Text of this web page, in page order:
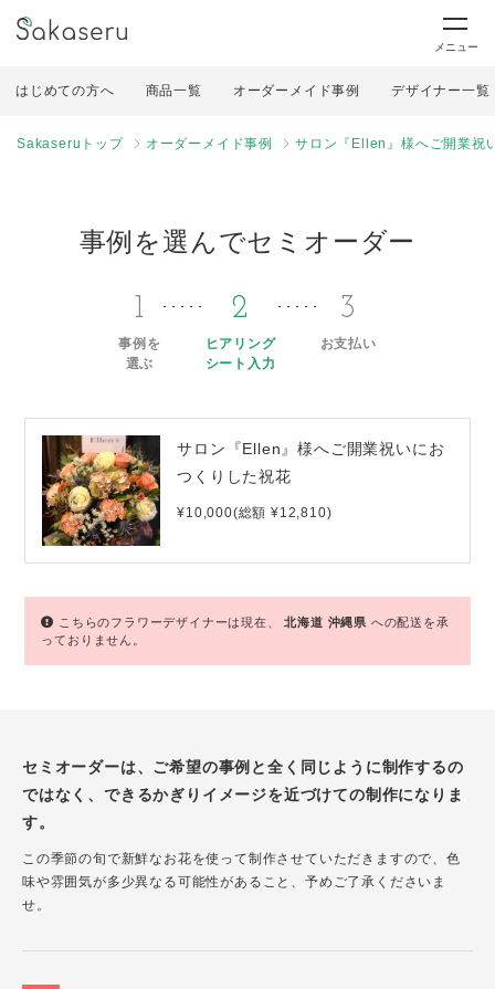
メニュー
はじめての方へ 商品一覧 オーダーメイド事例 デザイナー一覧
Sakaseruトップ オーダーメイド事例 サロン『Ellen』様へご開業祝
事例を選んでセミオーダー
1
事例を
選ぶ
2
ヒアリング
シート入力
3
お支払い
サロン『Ellen』様へご開業祝いにお
つくりした祝花
¥10,000(総額 ¥12,810)
こちらのフラワーデザイナーは現在、北海道 沖縄県 への配送を承
っておりません。
セミオーダーは、ご希望の事例と全く同じように制作するの
ではなく、できるかぎりイメージを近づけての制作になりま
す。
この季節の旬で新鮮なお花を使って制作させていただきますので、色
味や雰囲気が多少異なる可能性があること、予めご了承くださいま
せ。